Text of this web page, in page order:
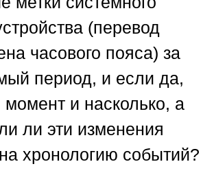
(перевод
часового пояса) за
период, и если да,
момент и насколько, а
ли эти изменения
хронологию событий?